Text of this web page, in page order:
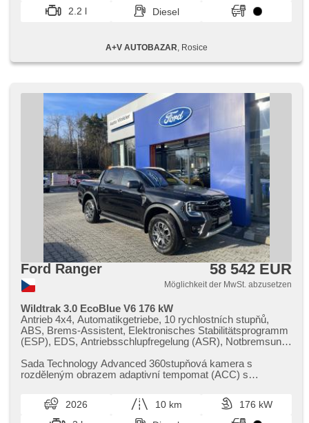
Funkfernbedienung, Ledersitze, beheizte Sitze, El.
einstellbare Sitze, Reifendrucksensor, Nebelscheinwerfer,
2.2 l
Diesel
A+V AUTOBAZAR , Rosice
Ford Ranger 58 542 EUR
Möglichkeit der MwSt. abzusetzen
Wildtrak 3.0 EcoBlue V6 176 kW
Antrieb 4x4, Automatikgetriebe, 10 rychlostních stupňů,
ABS, Brems-Assistent, Elektronisches Stabilitätsprogramm
(ESP), EDS, Antriebsschlupfregelung (ASR), Notbremsung
rozjezdu do kopce (HSA), ukazatel rychlostního limitu
(SLIF), Uhr Spur, Blind Spot Anzeige, asistent jízdy v
jízdním pruhu, Überwachung der Ermüdung des Fahrers,
automatisch im Berg bremsen , autom. Sperrdiferential,
Anhängerkupplung, Servolenkung, Klimaanlage, Adaptive
Sada Technology Advanced 360stupňová kamera s
rozděleným obrazem adaptivní tempomat (ACC) s
2026 10 km
176 kW